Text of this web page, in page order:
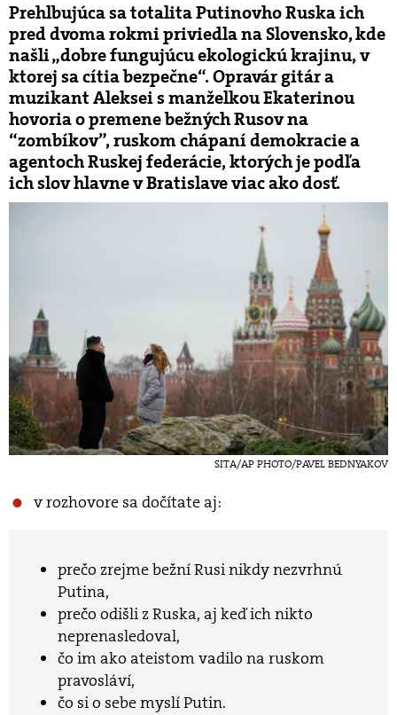
Prehlbujúca sa totalita Putinovho Ruska ich
pred dvoma rokmi priviedla na Slovensko, kde
našli „dobre fungujúcu ekologickú krajinu, v
ktorej sa cítia bezpečne“. Opravár gitár a
muzikant Aleksei s manželkou Ekaterinou
hovoria o premene bežných Rusov na
“zombíkov”, ruskom chápaní demokracie a
agentoch Ruskej federácie, ktorých je podľa
ich slov hlavne v Bratislave viac ako dosť.
SITA/AP PHOTO/PAVEL BEDNYAKOV
v rozhovore sa dočítate aj:
prečo zrejme bežní Rusi nikdy nezvrhnú
Putina,
prečo odišli z Ruska, aj keď ich nikto
neprenasledoval,
čo im ako ateistom vadilo na ruskom
pravosláví,
čo si o sebe myslí Putin.